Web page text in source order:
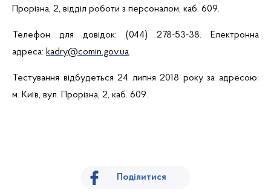
Прорізна, 2, відділ роботи з персоналом, каб. 609.
Телефон для довідок: (044) 278-53-38. Електронна
адреса: kadry@comin.gov.ua.
Тестування відбудеться 24 липня 2018 року за адресою:
м. Київ, вул. Прорізна, 2, каб. 609.
Поділитися